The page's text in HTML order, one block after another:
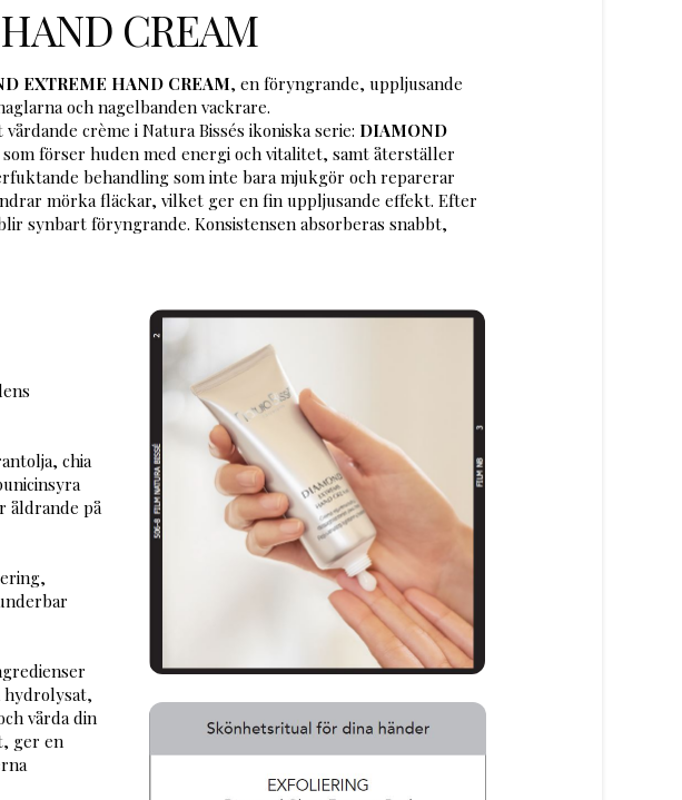
CREAM
EXTREME HAND CREAM, en föryngrande, uppljusande
och nagelbanden vackrare.
crème i Natura Bissés ikoniska serie: DIAMOND
förser huden med energi och vitalitet, samt återställer
behandling som inte bara mjukgör och reparerar
mörka fläckar, vilket ger en fin uppljusande effekt. Efter
synbart föryngrande. Konsistensen absorberas snabbt,
chia
åldrande på
hydrolysat,
vårda din
ger en